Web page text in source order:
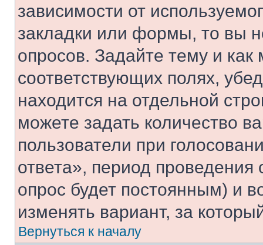
зависимости от
закладки или формы, то вы
опросов. Задайте тему и
соответствующих полях,
находится на отдельной
можете задать количество
пользователи при
ответа», период проведения
опрос будет постоянным) и
изменять вариант, за
Вернуться к началу